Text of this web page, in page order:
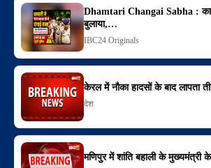
Dhamtari Changai Sabha :
बुलाया,…
IBC24 Originals
केरल में नौका हादसों के बाद लापता
देश
मणिपुर में शांति बहाली के मुख्यमंत्री